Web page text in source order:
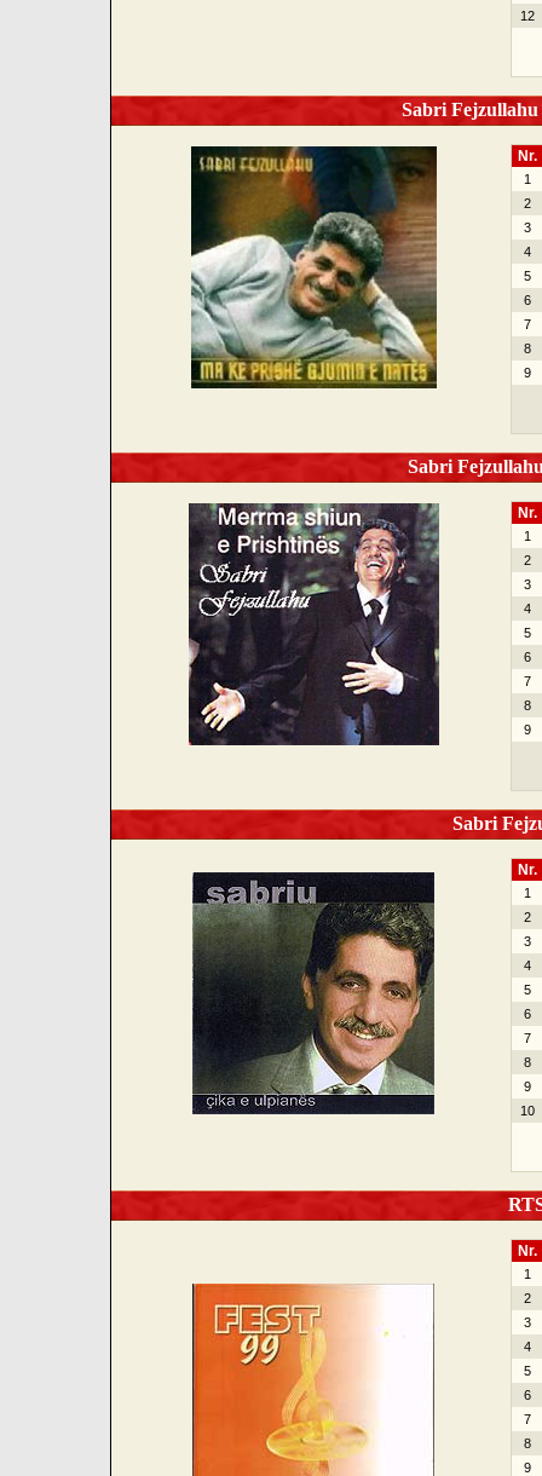
12
Sabri
Nr.
1
2
3
4
5
6
7
8
9
Sabri
Nr.
1
2
3
4
5
6
7
8
9
Sabri
Nr.
1
2
3
4
5
6
7
8
9
10
Nr.
1
2
3
4
5
6
7
8
9